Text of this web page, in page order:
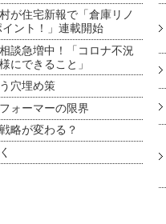
が住宅新報で「倉庫リノ
ント！」連載開始
談急増中！「コロナ不況
にできること」
穴埋め策
ォーマーの限界
略が変わる？